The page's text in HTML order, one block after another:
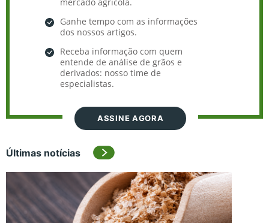
Ganhe tempo com as informações
dos nossos artigos.
Receba informação com quem
entende de análise de grãos e
derivados: nosso time de
especialistas.
ASSINE AGORA
Últimas notícias